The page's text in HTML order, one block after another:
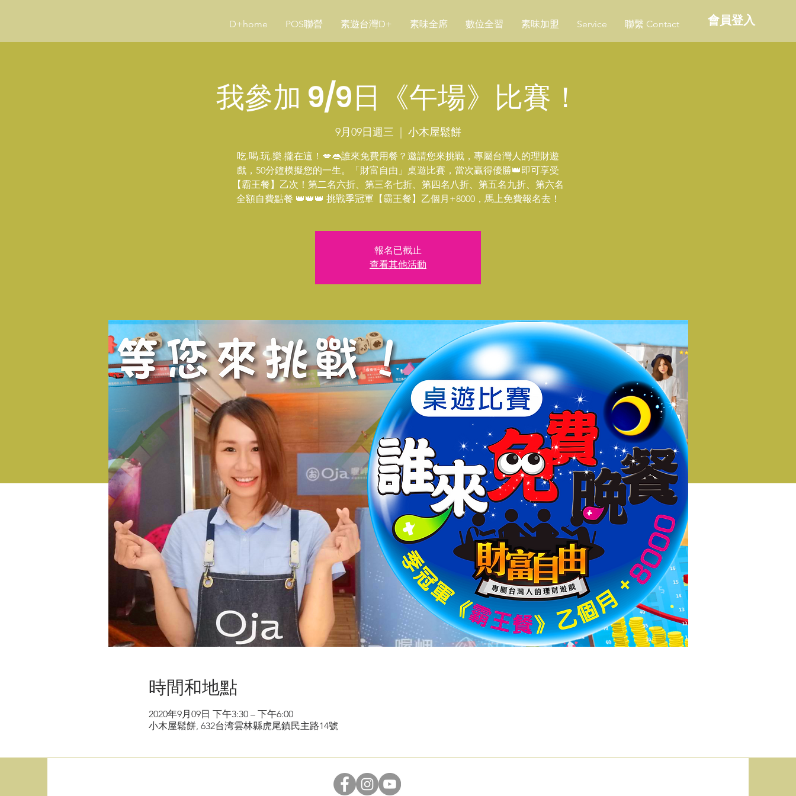
會員登入
D+home POS聯營 素遊台灣D+ 素味全席 數位全習 素味加盟 Service 聯繫 Contact
我參加 9/9日《午場》比賽！
9月09日週三 小木屋鬆餅
吃.喝.玩.樂.攏在這！💋👄誰來免費用餐？邀請您來挑戰，專屬台灣人的理財遊
戲，50分鐘模擬您的一生。「財富自由」桌遊比賽，當次贏得優勝👑即可享受
【霸王餐】乙次！第二名六折、第三名七折、第四名八折、第五名九折、第六名
全額自費點餐 👑👑👑 挑戰季冠軍【霸王餐】乙個月+8000，馬上免費報名去！
報名已截止
查看其他活動
時間和地點
2020年9月09日 下午3:30 – 下午6:00
小木屋鬆餅, 632台湾雲林縣虎尾鎮民主路14號